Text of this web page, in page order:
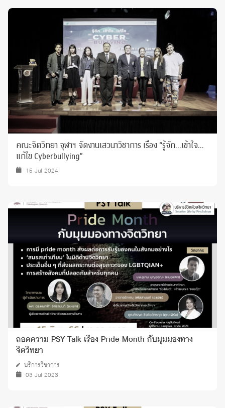
คณะจิตวิทยา จุฬาฯ จัดงานเสวนาวิชาการ เรื่อง “รู้จัก…เข้าใจ…
แก้ไข Cyberbullying”
15 Jul 2024
ถอดความ PSY Talk เรื่อง Pride Month กับมุมมองทาง
จิตวิทยา
บริการวิชาการ
03 Jul 2023